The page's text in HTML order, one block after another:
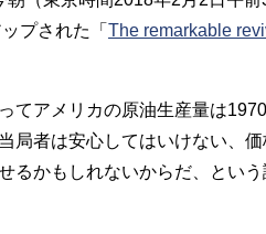
プされた「 The remarkable
てアメリカの原油生産量は
局者は安心してはいけない、
るかもしれないからだ、とい